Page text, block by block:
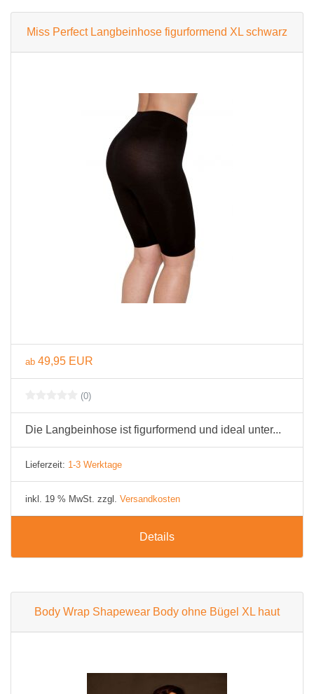
Miss Perfect Langbeinhose figurformend XL schwarz
ab 49,95 EUR
(0)
Die Langbeinhose ist figurformend und ideal unter...
Lieferzeit: 1-3 Werktage
inkl. 19 % MwSt. zzgl. Versandkosten
Details
Body Wrap Shapewear Body ohne Bügel XL haut